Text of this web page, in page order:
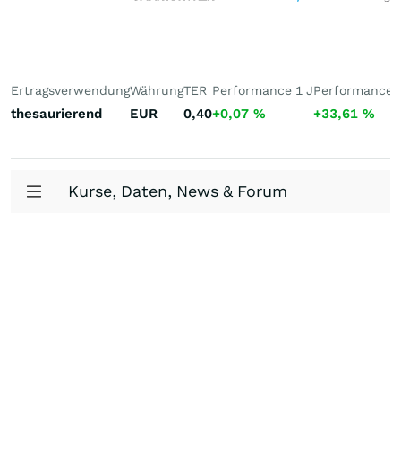
Ertragsverwendung
thesaurierend
Währung
EUR
TER
0,40
Performance 1 J
+0,07 %
Performance
+33,61 %
Kurse, Daten, News & Forum